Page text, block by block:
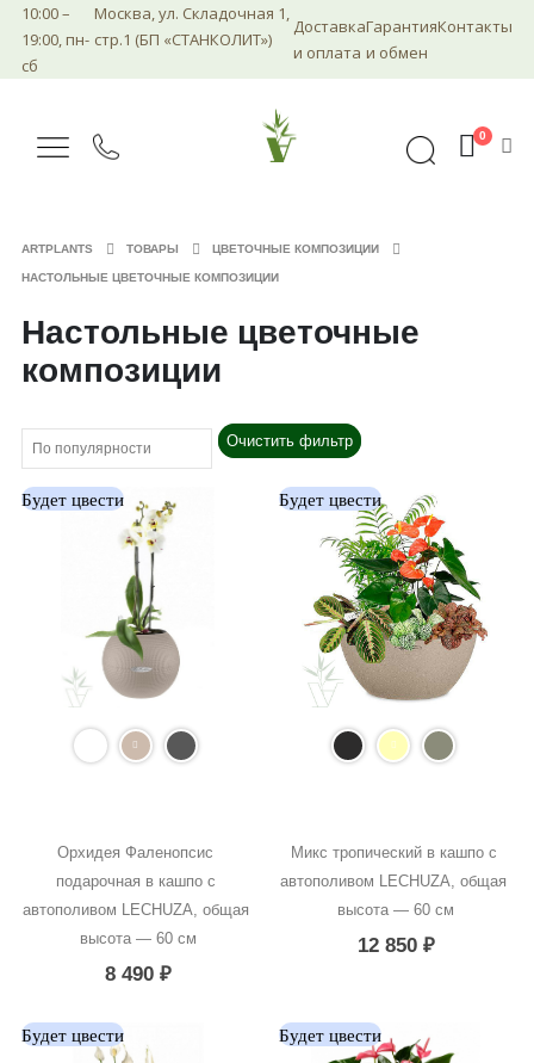
10:00 –
19:00, пн-
сб
Москва, ул. Складочная 1,
стр.1 (БП «СТАНКОЛИТ»)
Доставка
и оплата
Гарантия
и обмен
Контакты
0
ARTPLANTS ТОВАРЫ ЦВЕТОЧНЫЕ КОМПОЗИЦИИ
НАСТОЛЬНЫЕ ЦВЕТОЧНЫЕ КОМПОЗИЦИИ
Настольные цветочные
композиции
Очистить фильтр
Будет цвести
Орхидея Фаленопсис
подарочная в кашпо с
автополивом LECHUZA, общая
высота — 60 см
8 490 ₽
Будет цвести
Микс тропический в кашпо с
автополивом LECHUZA, общая
высота — 60 см
12 850 ₽
Будет цвести Будет цвести